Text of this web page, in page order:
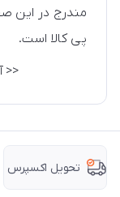
مندرج در این
پی کالا است.
<<
تحویل اکسپرس